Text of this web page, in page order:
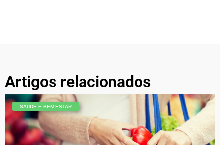
Artigos relacionados
SAÚDE E BEM-ESTAR